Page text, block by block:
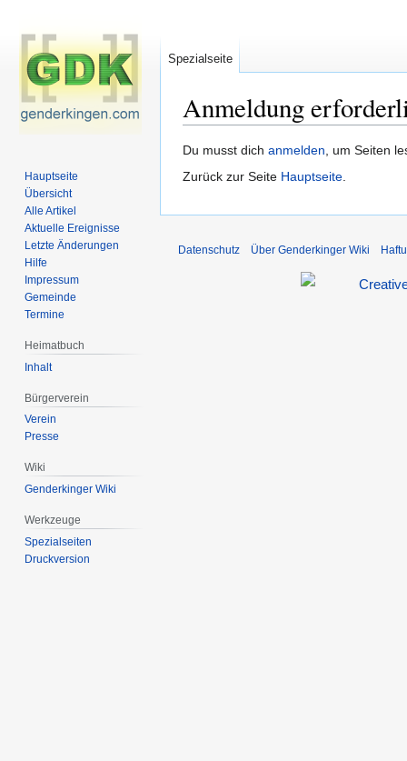
Anmeldung
Zur
Navigation
Zur
Suche
Du musst dich anmelden, um Seiten
Zurück zur Seite Hauptseite.
Spezialseite
Hauptseite
Übersicht
Alle Artikel
Aktuelle Ereignisse
Letzte Änderungen
Hilfe
Impressum
Gemeinde
Termine
Heimatbuch
Inhalt
Bürgerverein
Verein
Presse
Wiki
Genderkinger Wiki
Werkzeuge
Spezialseiten
Druckversion
Datenschutz Über Genderkinger Wiki